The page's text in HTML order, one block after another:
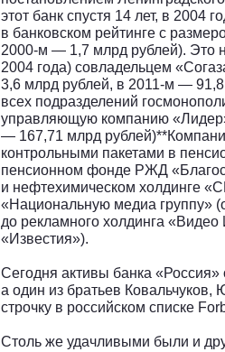
этот банк спустя 14 лет, в 2004
в банковском рейтинге c
2000-м — 1,7 млрд рублей). Это
2004 года) совладельцем
3,6 млрд рублей, в 2011-м —
всех подразделений
управляющую компанию
— 167,71 млрд
контрольными пакетами в
пенсионном фонде РЖД
и нефтехимическом холдинге
«Национальную медиа группу»
до рекламного холдинга
«Известия»).
Сегодня активы банка
а один из братьев
строчку в российском списке
Столь же удачливыми были и